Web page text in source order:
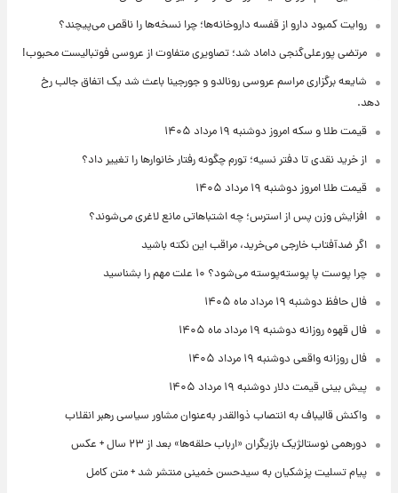
روایت کمبود دارو از قفسه داروخانه‌ها؛ چرا نسخه‌ها را ناقص می‌پیچند؟
مرتضی پورعلی‌گنجی داماد شد؛ تصاویری متفاوت از عروسی فوتبالیست محبوب!
شایعه برگزاری مراسم عروسی رونالدو و جورجینا باعث شد یک اتفاق جالب رخ
دهد.
قیمت طلا و سکه امروز دوشنبه ۱۹ مرداد ۱۴۰۵
از خرید نقدی تا دفتر نسیه؛ تورم چگونه رفتار خانوارها را تغییر داد؟
قیمت طلا امروز دوشنبه ۱۹ مرداد ۱۴۰۵
افزایش وزن پس از استرس؛ چه اشتباهاتی مانع لاغری می‌شوند؟
اگر ضدآفتاب خارجی می‌خرید، مراقب این نکته باشید
چرا پوست پا پوسته‌پوسته می‌شود؟ ۱۰ علت مهم را بشناسید
فال حافظ دوشنبه ۱۹ مرداد ماه ۱۴۰۵
فال قهوه روزانه دوشنبه ۱۹ مرداد ماه ۱۴۰۵
فال روزانه واقعی دوشنبه ۱۹ مرداد ۱۴۰۵
پیش‌ بینی قیمت دلار دوشنبه ۱۹ مرداد ۱۴۰۵
واکنش قالیباف به انتصاب ذوالقدر به‌عنوان مشاور سیاسی رهبر انقلاب
دورهمی نوستالژیک بازیگران «ارباب حلقه‌ها» بعد از ۲۳ سال + عکس
پیام تسلیت پزشکیان به سیدحسن خمینی منتشر شد + متن کامل